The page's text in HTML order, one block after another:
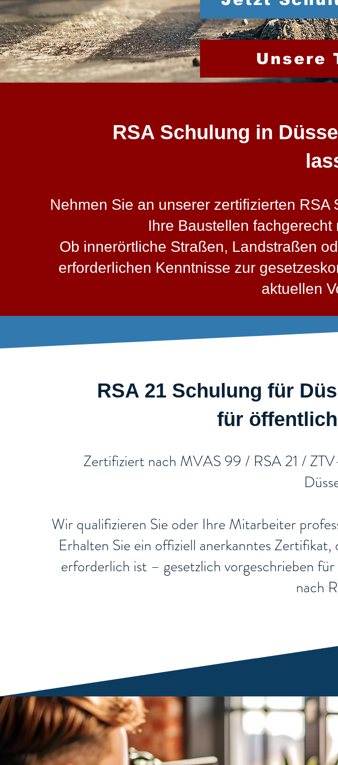
Unsere
RSA Schulung in
Nehmen Sie an unserer zertifizierten
Ihre Baustellen fachgerecht
Ob innerörtliche Straßen, Landstraßen
erforderlichen Kenntnisse zur
aktuellen
RSA 21 Schulung für
für
​Zertifiziert nach MVAS 99 / RSA 21 /
Wir qualifizieren Sie oder Ihre Mitarbeiter
Erhalten Sie ein offiziell anerkanntes
erforderlich ist – gesetzlich vorgeschrieben
nach